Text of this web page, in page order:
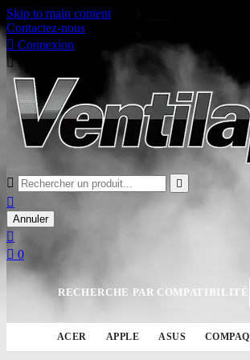
Skip to main content
Contactez-nous
 Connexion
 Panier
 

Annuler

 0
RECHERCHE PAR COMPATIBILITÉ
ACER APPLE ASUS COMPAQ